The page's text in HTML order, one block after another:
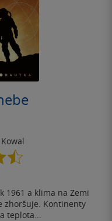
1961 a klima na Zemi
zhoršuje. Kontinenty
teplota...